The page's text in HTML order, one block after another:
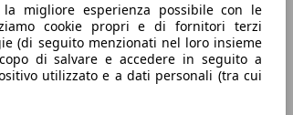
la migliore esperienza possibile con le
cookie propri e di fornitori terzi
(di seguito menzionati nel loro insieme
di salvare e accedere in seguito a
utilizzato e a dati personali (tra cui